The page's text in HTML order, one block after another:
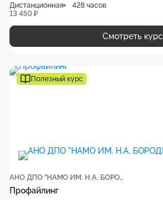
Дистанционная
428 часов
13 450 ₽
Смотреть курс
Полезный курс
АНО ДПО "НАМО ИМ. Н.А. БОРОДИНА"
Профайлинг